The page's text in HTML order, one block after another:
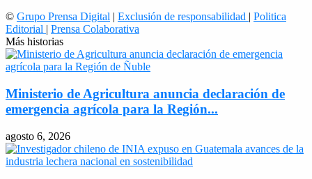
© Grupo Prensa Digital | Exclusión de responsabilidad | Politica
Editorial | Prensa Colaborativa
Más historias
Ministerio de Agricultura anuncia declaración de
emergencia agrícola para la Región...
agosto 6, 2026